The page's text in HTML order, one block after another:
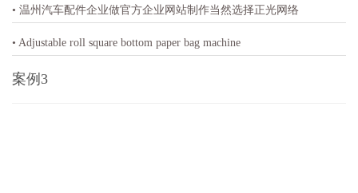
• 温州汽车配件企业做官方企业网站制作当然选择正光网络
• Adjustable roll square bottom paper bag machine
案例3